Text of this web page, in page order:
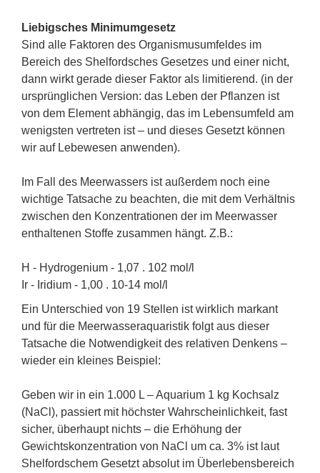
Liebigsches Minimumgesetz
Sind alle Faktoren des Organismusumfeldes im
Bereich des Shelfordsches Gesetzes und einer nicht,
dann wirkt gerade dieser Faktor als limitierend. (in der
ursprünglichen Version: das Leben der Pflanzen ist
von dem Element abhängig, das im Lebensumfeld am
wenigsten vertreten ist – und dieses Gesetzt können
wir auf Lebewesen anwenden).
Im Fall des Meerwassers ist außerdem noch eine
wichtige Tatsache zu beachten, die mit dem Verhältnis
zwischen den Konzentrationen der im Meerwasser
enthaltenen Stoffe zusammen hängt. Z.B.:
H - Hydrogenium - 1,07 . 102 mol/l
Ir - Iridium - 1,00 . 10-14 mol/l
Ein Unterschied von 19 Stellen ist wirklich markant
und für die Meerwasseraquaristik folgt aus dieser
Tatsache die Notwendigkeit des relativen Denkens –
wieder ein kleines Beispiel:
Geben wir in ein 1.000 L – Aquarium 1 kg Kochsalz
(NaCl), passiert mit höchster Wahrscheinlichkeit, fast
sicher, überhaupt nichts – die Erhöhung der
Gewichtskonzentration von NaCl um ca. 3% ist laut
Shelfordschem Gesetzt absolut im Überlebensbereich